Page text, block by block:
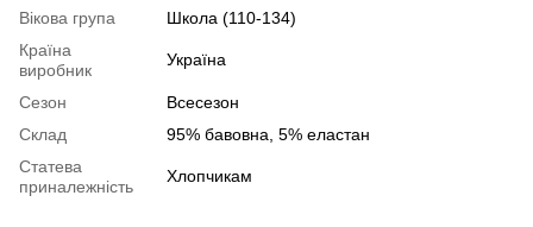
Вікова група
Школа (110-134)
Країна
виробник
Україна
Сезон
Всесезон
Склад
95% бавовна, 5% еластан
Статева
приналежність
Хлопчикам